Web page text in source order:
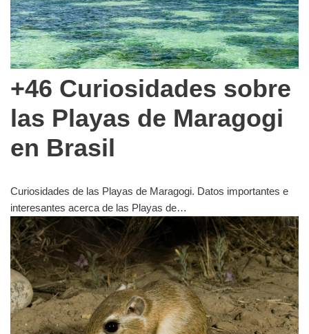
+46 Curiosidades sobre
las Playas de Maragogi
en Brasil
Curiosidades de las Playas de Maragogi. Datos importantes e
interesantes acerca de las Playas de…